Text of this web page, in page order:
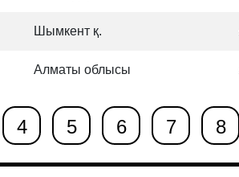
Шымкент қ.
Алматы облысы
4 5 6 7 8